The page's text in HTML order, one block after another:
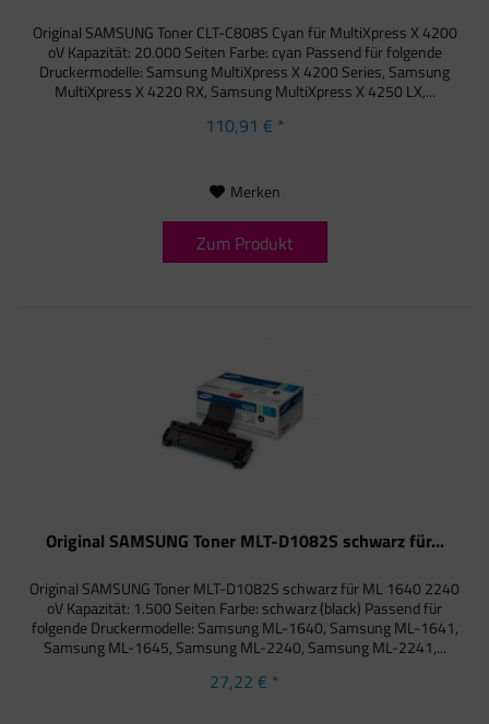
Original SAMSUNG Toner CLT-C808S Cyan für MultiXpress X 4200
oV Kapazität: 20.000 Seiten Farbe: cyan Passend für folgende
Druckermodelle: Samsung MultiXpress X 4200 Series, Samsung
MultiXpress X 4220 RX, Samsung MultiXpress X 4250 LX,...
110,91 € *
Merken
Zum Produkt
Original SAMSUNG Toner MLT-D1082S schwarz für...
Original SAMSUNG Toner MLT-D1082S schwarz für ML 1640 2240
oV Kapazität: 1.500 Seiten Farbe: schwarz (black) Passend für
folgende Druckermodelle: Samsung ML-1640, Samsung ML-1641,
Samsung ML-1645, Samsung ML-2240, Samsung ML-2241,...
27,22 € *